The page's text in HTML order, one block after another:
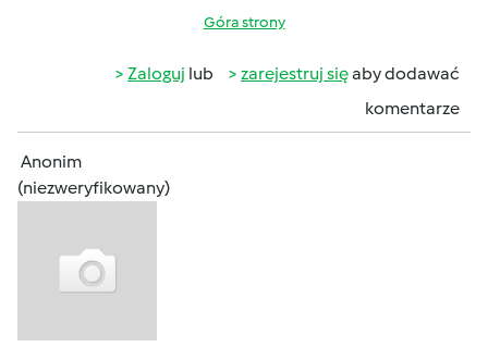
Góra strony
Zaloguj lub zarejestruj sięaby dodawać
komentarze
Anonim
(niezweryfikowany)